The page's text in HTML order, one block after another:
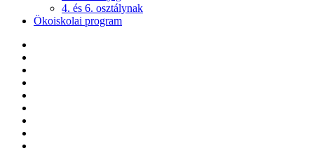
4. és 6. osztálynak
Ökoiskolai program